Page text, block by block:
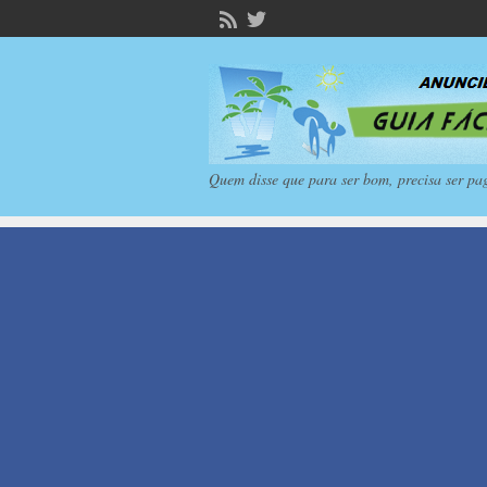
Quem disse que para ser bom, precisa ser